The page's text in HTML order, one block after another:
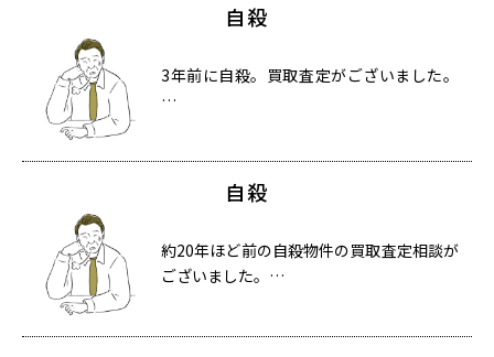
自殺
3年前に自殺。買取査定がございました。
…
自殺
約20年ほど前の自殺物件の買取査定相談が
ございました。…